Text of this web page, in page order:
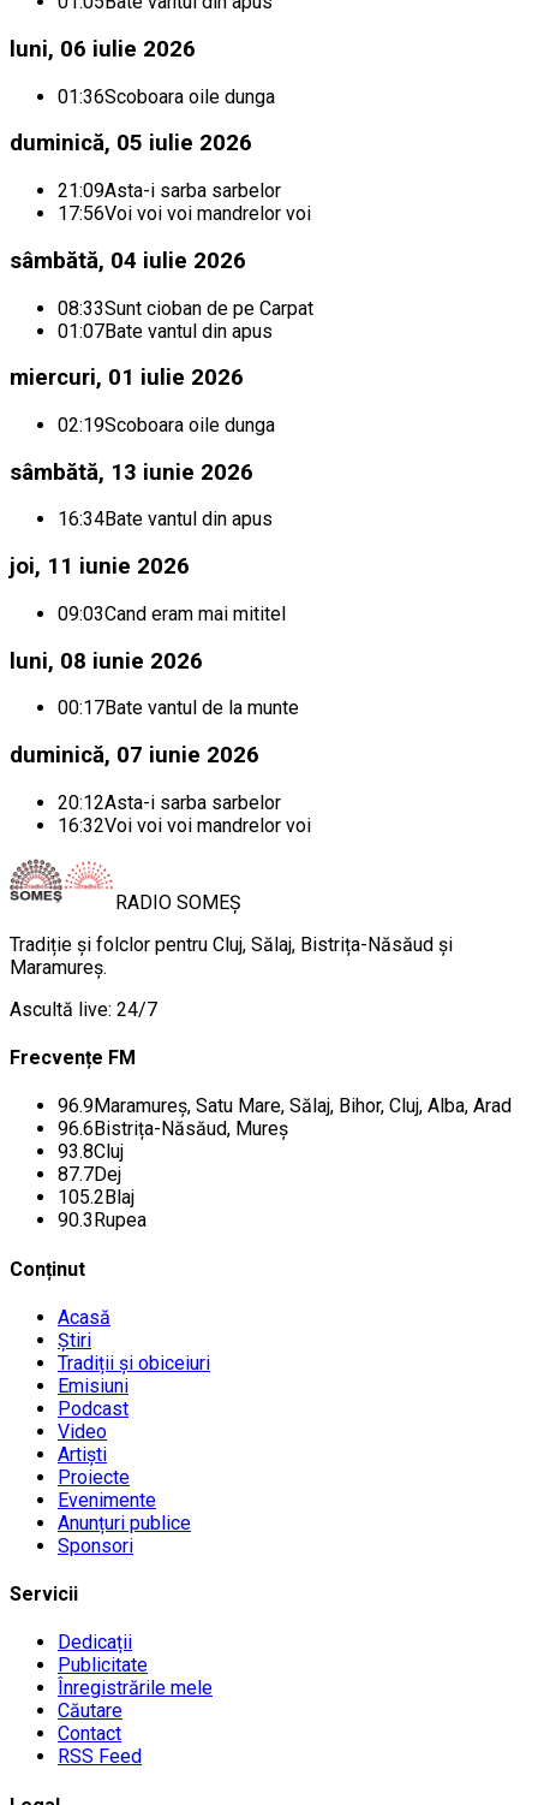
luni, 06 iulie 2026
01:36Scoboara oile dunga
duminică, 05 iulie 2026
21:09Asta-i sarba sarbelor
17:56Voi voi voi mandrelor voi
sâmbătă, 04 iulie 2026
08:33Sunt cioban de pe Carpat
01:07Bate vantul din apus
miercuri, 01 iulie 2026
02:19Scoboara oile dunga
sâmbătă, 13 iunie 2026
16:34Bate vantul din apus
joi, 11 iunie 2026
09:03Cand eram mai mititel
luni, 08 iunie 2026
00:17Bate vantul de la munte
duminică, 07 iunie 2026
20:12Asta-i sarba sarbelor
16:32Voi voi voi mandrelor voi
RADIO SOMEȘ
Tradiție și folclor pentru Cluj, Sălaj, Bistrița-Năsăud și
Maramureș.
Ascultă live: 24/7
Frecvențe FM
96.9Maramureș, Satu Mare, Sălaj, Bihor, Cluj, Alba, Arad
96.6 Bistrița-Năsăud, Mureș
93.8Cluj
87.7Dej
105.2 Blaj
90.3 Rupea
Conținut
Acasă
Știri
Tradiții și obiceiuri
Emisiuni
Podcast
Video
Artiști
Proiecte
Evenimente
Anunțuri publice
Sponsori
Servicii
Dedicații
Publicitate
Înregistrările mele
Căutare
Contact
RSS Feed